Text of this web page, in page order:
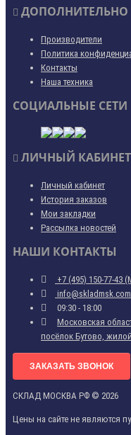
ДОПОЛНИТЕЛЬНО
Производители
Политика
Контакты
Наша техника
СОЦИАЛЬНЫЕ СЕТИ
ЛИЧНЫЙ КАБИНЕТ
Личный кабинет
История заказов
Мои закладки
Рассылка новостей
НАШИ КОНТАКТЫ
+7 (495) 150-77-43
info@skladmsk.com
09:30 - 18:00
Московская
посёлок Бутово,
ЗАКАЗАТЬ ЗВОНОК
СКЛАД МОСКВА РФ © 2026
Цены на сайте не являются